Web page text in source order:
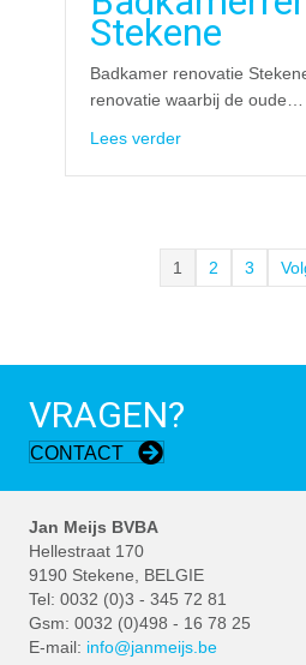
Stekene
Badkamer renovatie
renovatie waarbij de oude…
Lees verderabout
1 2 3
VRAGEN?
CONTACT
Jan Meijs BVBA
Hellestraat 170
9190 Stekene, BELGIE
Tel: 0032 (0)3 - 345 72 81
Gsm: 0032 (0)498 - 16 78 25
E-mail: info@janmeijs.be